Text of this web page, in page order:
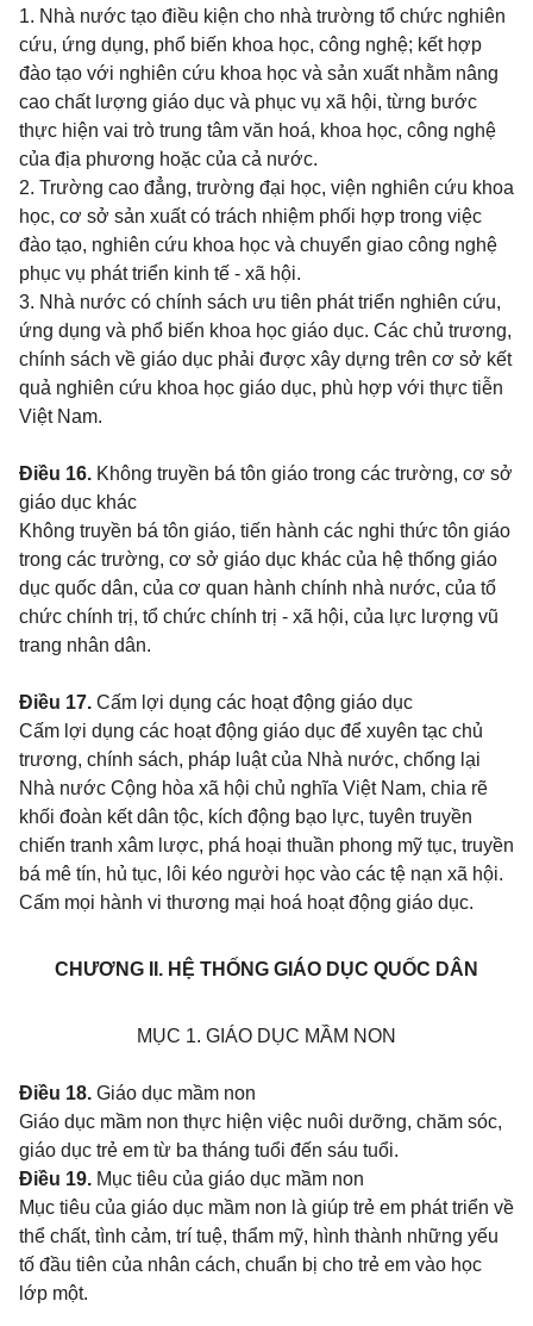
1. Nhà nước tạo điều kiện cho nhà trường tổ chức nghiên
cứu, ứng dụng, phổ biến khoa học, công nghệ; kết hợp
đào tạo với nghiên cứu khoa học và sản xuất nhằm nâng
cao chất lượng giáo dục và phục vụ xã hội, từng bước
thực hiện vai trò trung tâm văn hoá, khoa học, công nghệ
của địa phương hoặc của cả nước.
2. Trường cao đẳng, trường đại học, viện nghiên cứu khoa
học, cơ sở sản xuất có trách nhiệm phối hợp trong việc
đào tạo, nghiên cứu khoa học và chuyển giao công nghệ
phục vụ phát triển kinh tế - xã hội.
3. Nhà nước có chính sách ưu tiên phát triển nghiên cứu,
ứng dụng và phổ biến khoa học giáo dục. Các chủ trương,
chính sách về giáo dục phải được xây dựng trên cơ sở kết
quả nghiên cứu khoa học giáo dục, phù hợp với thực tiễn
Việt Nam.
Điều 16. Không truyền bá tôn giáo trong các trường, cơ sở
giáo dục khác
Không truyền bá tôn giáo, tiến hành các nghi thức tôn giáo
trong các trường, cơ sở giáo dục khác của hệ thống giáo
dục quốc dân, của cơ quan hành chính nhà nước, của tổ
chức chính trị, tổ chức chính trị - xã hội, của lực lượng vũ
trang nhân dân.
Điều 17. Cấm lợi dụng các hoạt động giáo dục
Cấm lợi dụng các hoạt động giáo dục để xuyên tạc chủ
trương, chính sách, pháp luật của Nhà nước, chống lại
Nhà nước Cộng hòa xã hội chủ nghĩa Việt Nam, chia rẽ
khối đoàn kết dân tộc, kích động bạo lực, tuyên truyền
chiến tranh xâm lược, phá hoại thuần phong mỹ tục, truyền
bá mê tín, hủ tục, lôi kéo người học vào các tệ nạn xã hội.
Cấm mọi hành vi thương mại hoá hoạt động giáo dục.
CHƯƠNG II. HỆ THỐNG GIÁO DỤC QUỐC DÂN
MỤC 1. GIÁO DỤC MẦM NON
Điều 18. Giáo dục mầm non
Giáo dục mầm non thực hiện việc nuôi dưỡng, chăm sóc,
giáo dục trẻ em từ ba tháng tuổi đến sáu tuổi.
Điều 19. Mục tiêu của giáo dục mầm non
Mục tiêu của giáo dục mầm non là giúp trẻ em phát triển về
thể chất, tình cảm, trí tuệ, thẩm mỹ, hình thành những yếu
tố đầu tiên của nhân cách, chuẩn bị cho trẻ em vào học
lớp một.